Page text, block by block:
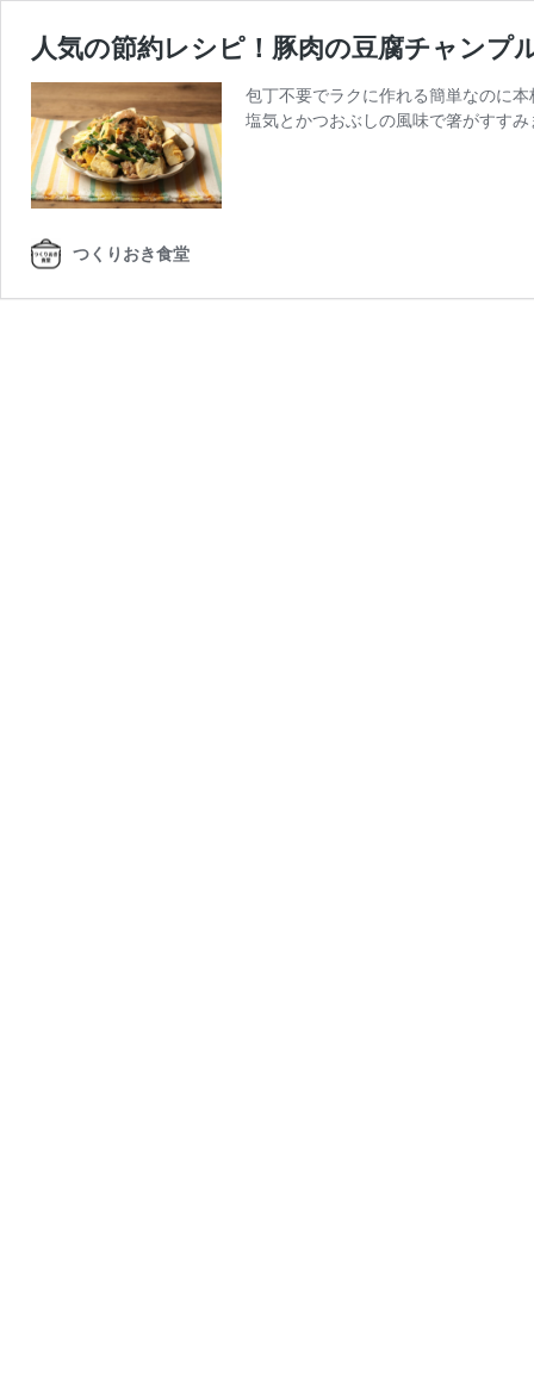
人気の節約レシピ！豚肉の豆腐チャンプ
包丁不要でラクに作れる簡単なのに
塩気とかつおぶしの風味で箸がす
つくりおき食堂